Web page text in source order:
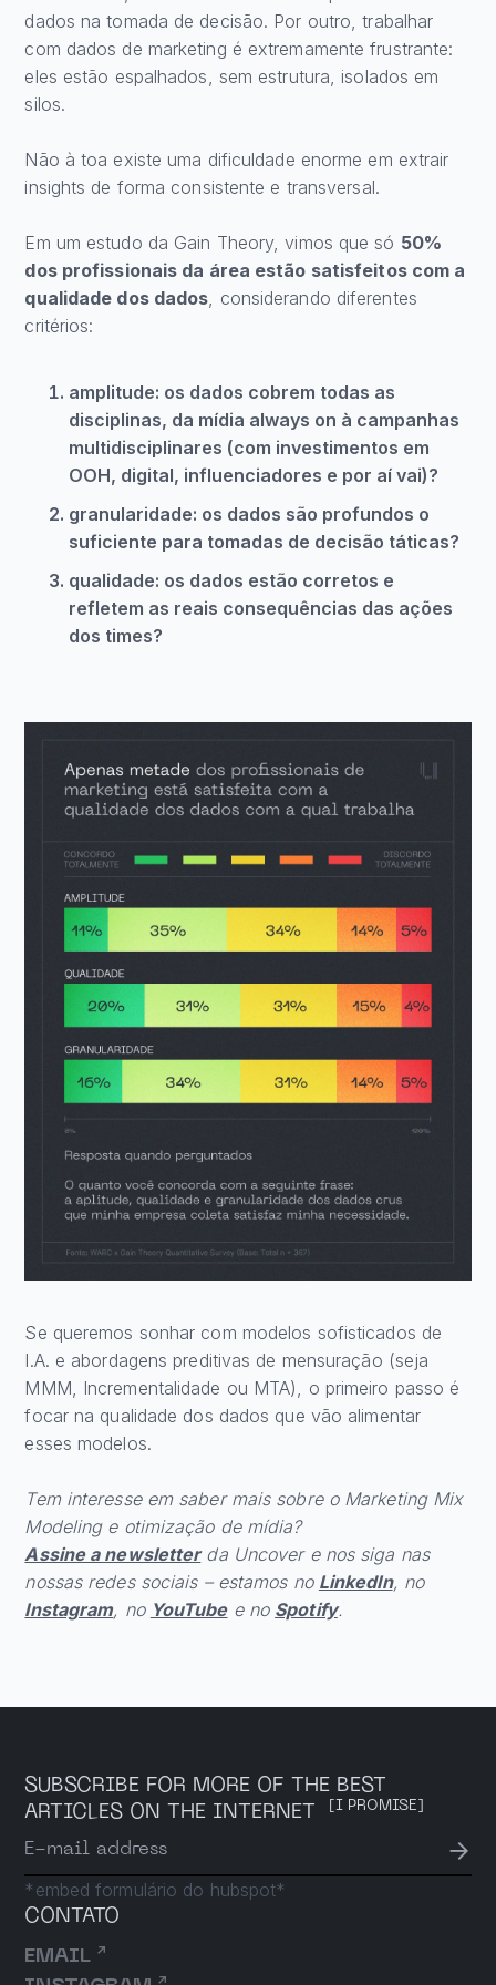
dados na tomada de decisão. Por outro, trabalhar
com dados de marketing é extremamente frustrante:
eles estão espalhados, sem estrutura, isolados em
silos.
Não à toa existe uma dificuldade enorme em extrair
insights de forma consistente e transversal.
Em um estudo da Gain Theory, vimos que só 50%
dos profissionais da área estão satisfeitos com a
qualidade dos dados, considerando diferentes
critérios:
amplitude: os dados cobrem todas as
disciplinas, da mídia always on à campanhas
multidisciplinares (com investimentos em
OOH, digital, influenciadores e por aí vai)?
granularidade: os dados são profundos o
suficiente para tomadas de decisão táticas?
qualidade: os dados estão corretos e
refletem as reais consequências das ações
dos times?
Se queremos sonhar com modelos sofisticados de
I.A. e abordagens preditivas de mensuração (seja
MMM, Incrementalidade ou MTA), o primeiro passo é
focar na qualidade dos dados que vão alimentar
esses modelos.
Tem interesse em saber mais sobre o Marketing Mix
Modeling e otimização de mídia?
Assine a newsletterda Uncover e nos siga nas
nossas redes sociais – estamos no LinkedIn, no
Instagram, no YouTubee no Spotify.
SUBSCRIBE FOR MORE OF THE BEST
ARTICLES ON THE INTERNET
[I PROMISE]
E-mail address →
*embed formulário do hubspot*
CONTATO
EMAIL ↗
↗